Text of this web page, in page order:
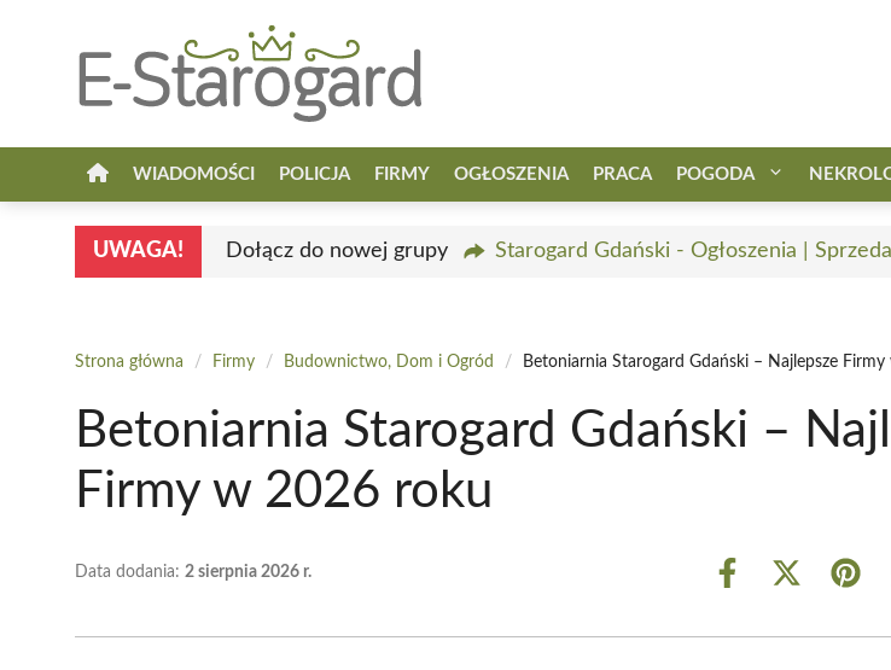
WIADOMOŚCI POLICJA FIRMY OGŁOSZENIA PRACA POGODA
UWAGA! Dołącz do nowej grupy Starogard Gdański - Ogłoszenia |
Strona główna / Firmy / Budownictwo, Dom i Ogród / Betoniarnia Starogard Gdański – Najlepsze
Betoniarnia Starogard Gdański –
Firmy w 2026 roku
Data dodania: 2 sierpnia 2026 r.
Share
Share
(Twitter)
Share